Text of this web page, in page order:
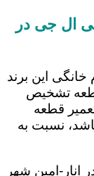
ال جی در
این برند
تشخیص
قطعه
نسبت به
انار-امین شهر